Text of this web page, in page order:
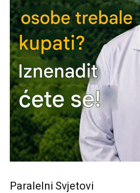
Paralelni Svjetovi